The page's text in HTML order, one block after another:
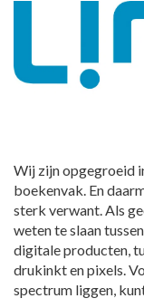
Wij zijn opgegroeid
boekenvak. En
sterk verwant. Als
weten te slaan
digitale producten,
drukinkt en pixels.
spectrum liggen,